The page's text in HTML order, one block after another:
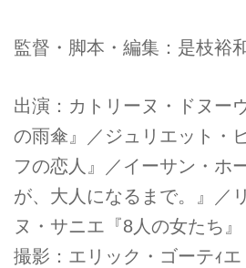
監督・脚本・編集：是枝裕
出演：カトリーヌ・ドヌー
の雨傘』／ジュリエット・
フの恋人』／イーサン・ホ
が、大人になるまで。』／
ヌ・サニエ『8人の女たち』
撮影：エリック・ゴーテｨ